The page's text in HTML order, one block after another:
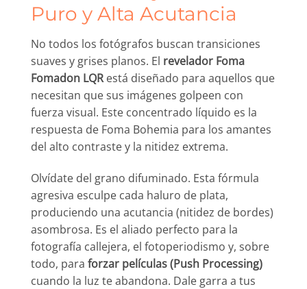
Puro y Alta Acutancia
No todos los fotógrafos buscan transiciones
suaves y grises planos. El revelador Foma
Fomadon LQRestá diseñado para aquellos que
necesitan que sus imágenes golpeen con
fuerza visual. Este concentrado líquido es la
respuesta de Foma Bohemia para los amantes
del alto contraste y la nitidez extrema.
Olvídate del grano difuminado. Esta fórmula
agresiva esculpe cada haluro de plata,
produciendo una acutancia (nitidez de bordes)
asombrosa. Es el aliado perfecto para la
fotografía callejera, el fotoperiodismo y, sobre
todo, para forzar películas (Push Processing)
cuando la luz te abandona. Dale garra a tus